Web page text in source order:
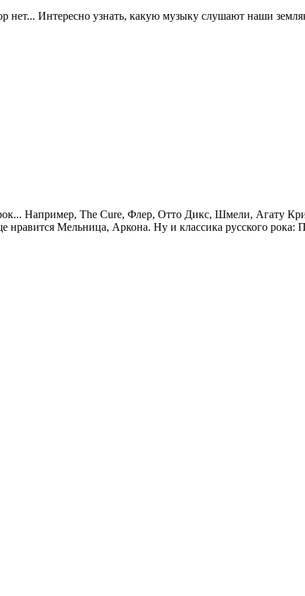
нет... Интересно узнать, какую музыку слушают наши
Например, The Cure, Флер, Отто Дикс, Шмели, Агату
нравится Мельница, Аркона. Ну и классика русского